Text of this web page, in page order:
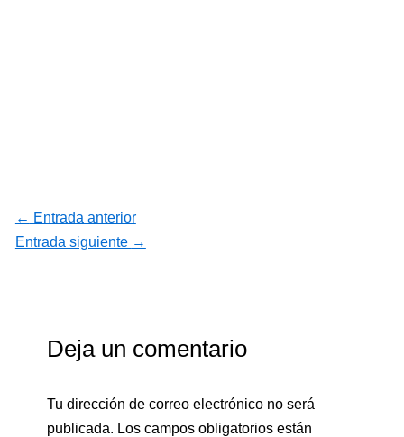
← Entrada anterior
Entrada siguiente →
Deja un comentario
Tu dirección de correo electrónico no será
publicada. Los campos obligatorios están